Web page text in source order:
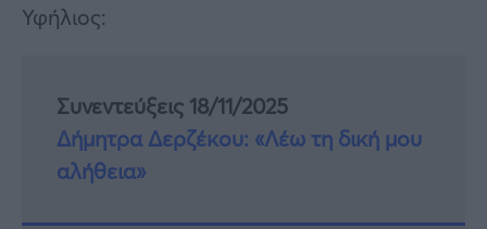
Υφήλιος:
Συνεντεύξεις 18/11/2025
Δήμητρα Δερζέκου: «Λέω τη δική μου
αλήθεια»